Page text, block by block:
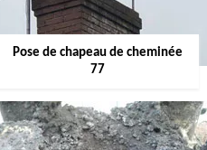
Pose de chapeau de cheminée
77